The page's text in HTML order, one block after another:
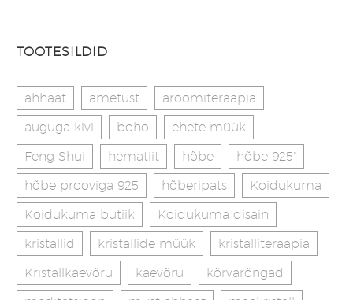
TOOTESILDID
ahhaat ametüst
aroomiteraapia
auguga kivi
boho
ehete müük
Feng Shui
hematiit hõbe
hõbe 925"
hõbe prooviga 925
hõberipats
Koidukuma
Koidukuma butiik
Koidukuma disain
kristallid
kristallide müük
kristalliteraapia
Kristallkäevõru
käevõru
kõrvarõngad